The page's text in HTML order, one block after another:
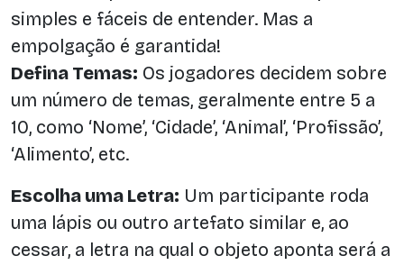
simples e fáceis de entender. Mas a
empolgação é garantida!
Defina Temas: Os jogadores decidem sobre
um número de temas, geralmente entre 5 a
10, como ‘Nome’, ‘Cidade’, ‘Animal’, ‘Profissão’,
‘Alimento’, etc.
Escolha uma Letra: Um participante roda
uma lápis ou outro artefato similar e, ao
cessar, a letra na qual o objeto aponta será a